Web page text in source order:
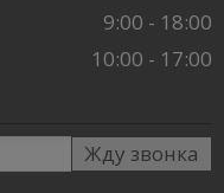
9:00 - 18:00
10:00 - 17:00
Жду звонка